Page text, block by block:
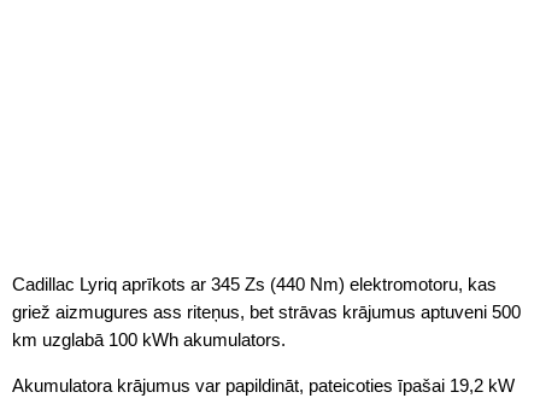
Cadillac Lyriq aprīkots ar 345 Zs (440 Nm) elektromotoru, kas
griež aizmugures ass riteņus, bet strāvas krājumus aptuveni 500
km uzglabā 100 kWh akumulators.
Akumulatora krājumus var papildināt, pateicoties īpašai 19,2 kW